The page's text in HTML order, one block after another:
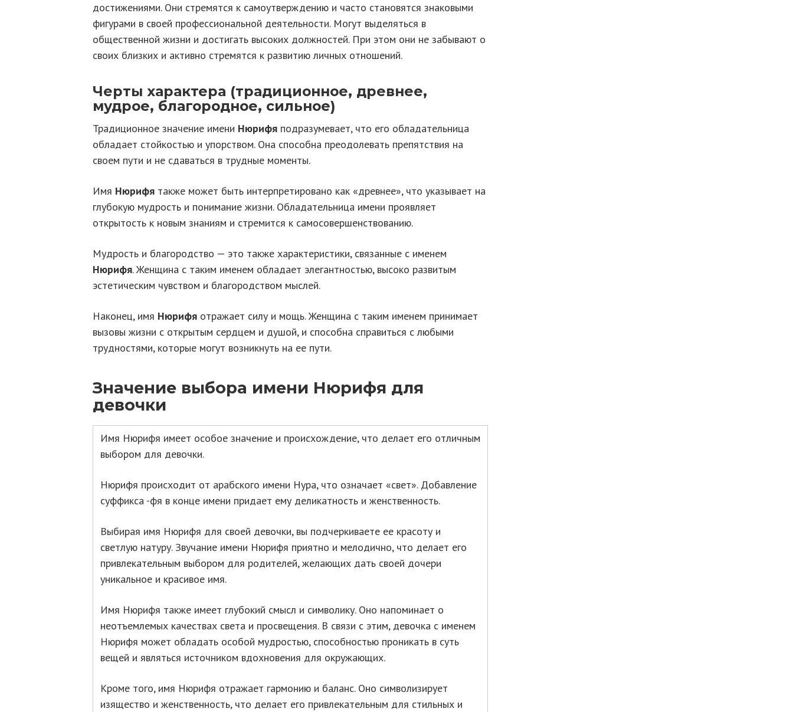
достижениями. Они стремятся к самоутверждению и часто становятся знаковыми
фигурами в своей профессиональной деятельности. Могут выделяться в
общественной жизни и достигать высоких должностей. При этом они не забывают о
своих близких и активно стремятся к развитию личных отношений.
Черты характера (традиционное, древнее,
мудрое, благородное, сильное)
Традиционное значение имени Нюрифя подразумевает, что его обладательница
обладает стойкостью и упорством. Она способна преодолевать препятствия на
своем пути и не сдаваться в трудные моменты.
Имя Нюрифя также может быть интерпретировано как «древнее», что указывает на
глубокую мудрость и понимание жизни. Обладательница имени проявляет
открытость к новым знаниям и стремится к самосовершенствованию.
Мудрость и благородство — это также характеристики, связанные с именем
Нюрифя. Женщина с таким именем обладает элегантностью, высоко развитым
эстетическим чувством и благородством мыслей.
Наконец, имя Нюрифя отражает силу и мощь. Женщина с таким именем принимает
вызовы жизни с открытым сердцем и душой, и способна справиться с любыми
трудностями, которые могут возникнуть на ее пути.
Значение выбора имени Нюрифя для
девочки
Имя Нюрифя имеет особое значение и происхождение, что делает его отличным
выбором для девочки.
Нюрифя происходит от арабского имени Нура, что означает «свет». Добавление
суффикса -фя в конце имени придает ему деликатность и женственность.
Выбирая имя Нюрифя для своей девочки, вы подчеркиваете ее красоту и
светлую натуру. Звучание имени Нюрифя приятно и мелодично, что делает его
привлекательным выбором для родителей, желающих дать своей дочери
уникальное и красивое имя.
Имя Нюрифя также имеет глубокий смысл и символику. Оно напоминает о
неотъемлемых качествах света и просвещения. В связи с этим, девочка с именем
Нюрифя может обладать особой мудростью, способностью проникать в суть
вещей и являться источником вдохновения для окружающих.
Кроме того, имя Нюрифя отражает гармонию и баланс. Оно символизирует
изящество и женственность, что делает его привлекательным для стильных и